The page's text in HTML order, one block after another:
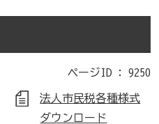
ページID :9250
法人市民税各種様式
ダウンロード